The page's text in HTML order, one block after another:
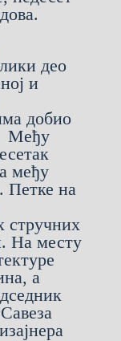
део
и
добио
Међу
међу
Петке на
стручних
На месту
а